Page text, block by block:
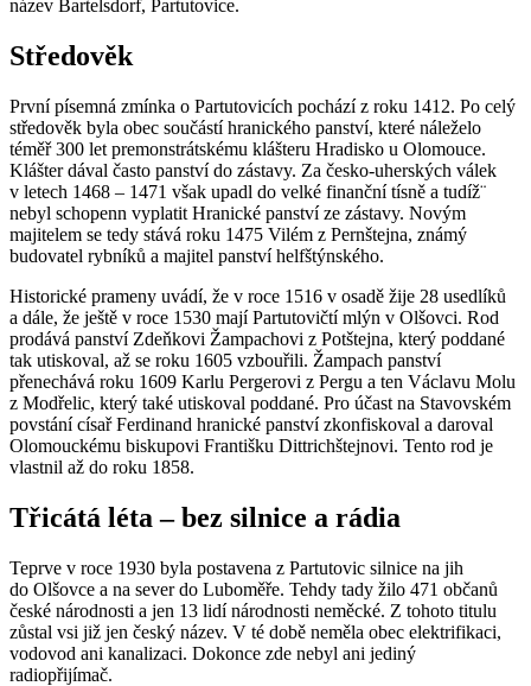
název Bartelsdorf, Partutovice.
Středověk
První písemná zmínka o Partutovicích pochází z roku 1412. Po celý
středověk byla obec součástí hranického panství, které náleželo
téměř 300 let premonstrátskému klášteru Hradisko u Olomouce.
Klášter dával často panství do zástavy. Za česko-uherských válek
v letech 1468 – 1471 však upadl do velké finanční tísně a tudíž¨
nebyl schopenn vyplatit Hranické panství ze zástavy. Novým
majitelem se tedy stává roku 1475 Vilém z Pernštejna, známý
budovatel rybníků a majitel panství helfštýnského.
Historické prameny uvádí, že v roce 1516 v osadě žije 28 usedlíků
a dále, že ještě v roce 1530 mají Partutovičtí mlýn v Olšovci. Rod
prodává panství Zdeňkovi Žampachovi z Potštejna, který poddané
tak utiskoval, až se roku 1605 vzbouřili. Žampach panství
přenechává roku 1609 Karlu Pergerovi z Pergu a ten Václavu Molu
z Modřelic, který také utiskoval poddané. Pro účast na Stavovském
povstání císař Ferdinand hranické panství zkonfiskoval a daroval
Olomouckému biskupovi Františku Dittrichštejnovi. Tento rod je
vlastnil až do roku 1858.
Třicátá léta – bez silnice a rádia
Teprve v roce 1930 byla postavena z Partutovic silnice na jih
do Olšovce a na sever do Luboměře. Tehdy tady žilo 471 občanů
české národnosti a jen 13 lidí národnosti neměcké. Z tohoto titulu
zůstal vsi již jen český název. V té době neměla obec elektrifikaci,
vodovod ani kanalizaci. Dokonce zde nebyl ani jediný
radiopřijímač.